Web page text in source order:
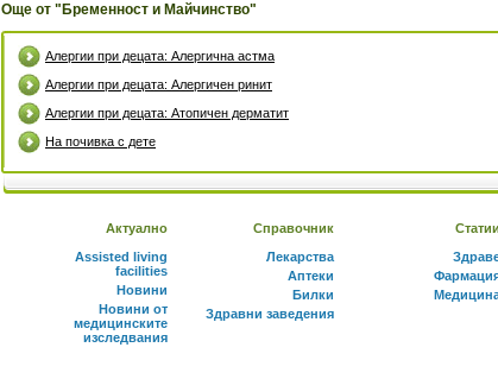
Още от "Бременност и Майчинство"
Алергии при децата: Алергична астма
Алергии при децата: Алергичен ринит
Алергии при децата: Атопичен дерматит
На почивка с дете
Актуално
Assisted living
facilities
Новини
Новини от
медицинските
изследвания
Справочник
Лекарства
Аптеки
Билки
Здравни заведения
Статии